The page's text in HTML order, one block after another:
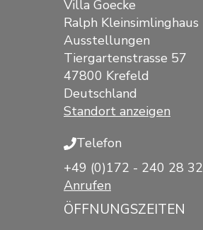
Villa Goecke
Ralph Kleinsimlinghaus
Ausstellungen
Tiergartenstrasse 57
47800 Krefeld
Deutschland
Standort anzeigen
Telefon
+49 (0)172 - 240 28 32
Anrufen
ÖFFNUNGSZEITEN